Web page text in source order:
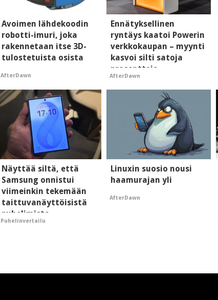
Avoimen lähdekoodin
robotti-imuri, joka
rakennetaan itse 3D-
tulostetuista osista
AfterDawn
Ennätyksellinen
ryntäys kaatoi Powerin
verkkokaupan – myynti
kasvoi silti satoja
prosentteja
AfterDawn
Näyttää siltä, että
Samsung onnistui
viimeinkin tekemään
taittuvanäyttöisistä
puhelimista
supersuosittuja
Puhelinvertailu
Linuxin suosio nousi
haamurajan yli
AfterDawn